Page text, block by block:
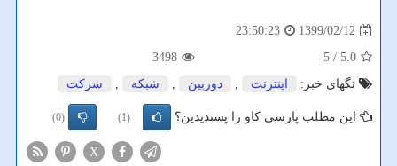
1399/02/12
23:50:23
5.0
/ 5
3498
تگهای خبر:
اینترنت , دوربین , شبكه , شركت
این مطلب پارسی کاو را پسندیدین؟ (1)
(0)
X